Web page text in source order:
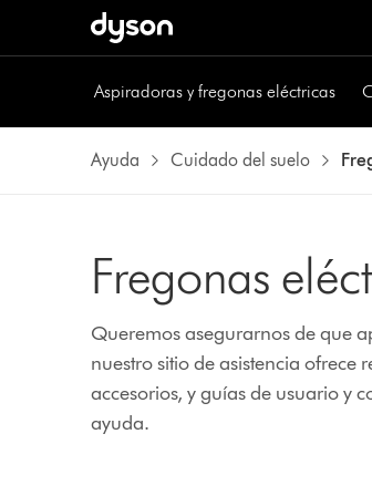
Aspiradoras y fregonas eléctricas
Ayuda Cuidado del suelo
Fregonas
Queremos asegurarnos de que
nuestro sitio de asistencia
accesorios, y guías de usuario y
ayuda.